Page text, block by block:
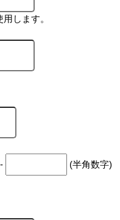
します。
- (半角数字)